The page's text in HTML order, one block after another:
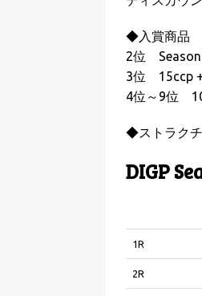
◆入賞商品
2位
3位 15ccp +
4位～9位
◆ストラク
DIGP
1R
2R